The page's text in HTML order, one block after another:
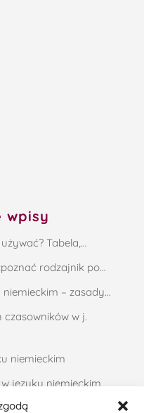
wpisy
Tabela,…
rodzajnik po…
– zasady…
w j.
niemieckim
języku niemieckim
jak podawać daty w…